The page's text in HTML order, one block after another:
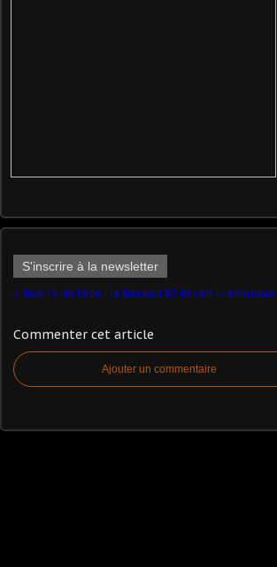
S'inscrire à la newsletter
Redifs de l'été : le Renault R340 semi-remorque
Commenter cet article
Ajouter un commentaire